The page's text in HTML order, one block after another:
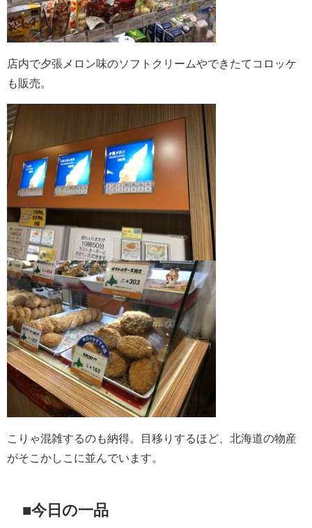
店内で夕張メロン味のソフトクリームやできたてコロッケ
も販売。
こりゃ混雑するのも納得。目移りするほど、北海道の物産
がそこかしこに並んでいます。
■今日の一品